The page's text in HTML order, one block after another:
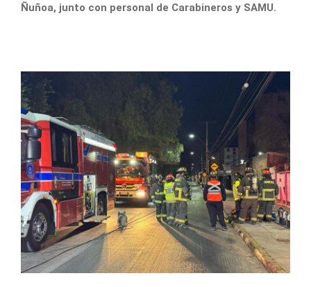
Ñuñoa, junto con personal de Carabineros y SAMU.